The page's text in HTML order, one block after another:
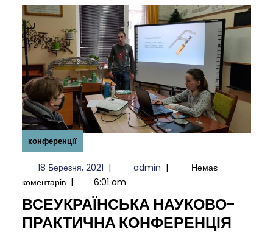
конференції
18 Березня, 202118
Березня,
| admin admin
|
Немає
коментарів | 6:01 am
ВСЕУКРАЇНСЬКА НАУКОВО-
ПРАКТИЧНА КОНФЕРЕНЦІЯ